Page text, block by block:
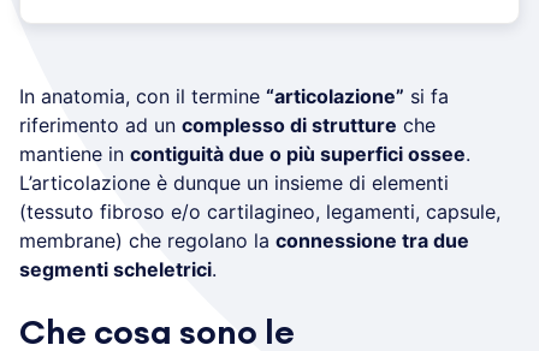
In anatomia, con il termine “articolazione” si fa
riferimento ad un complesso di strutture che
mantiene in contiguità due o più superfici ossee.
L’articolazione è dunque un insieme di elementi
(tessuto fibroso e/o cartilagineo, legamenti, capsule,
membrane) che regolano la connessione tra due
segmenti scheletrici.
Che cosa sono le